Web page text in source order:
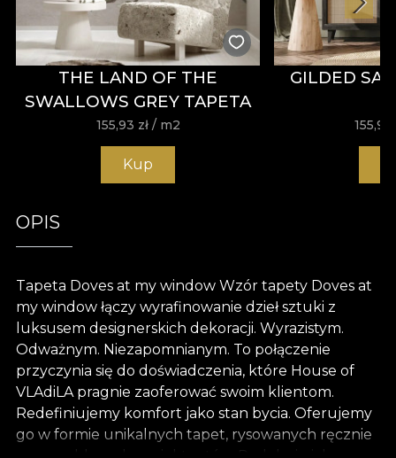
THE LAND OF THE
SWALLOWS GREY TAPETA
155,93 zł / m2
Kup
GILDED
155,93
OPIS
Tapeta Doves at my window Wzór tapety Doves at
my window łączy wyrafinowanie dzieł sztuki z
luksusem designerskich dekoracji. Wyrazistym.
Odważnym. Niezapomnianym. To połączenie
przyczynia się do doświadczenia, które House of
VLAdiLA pragnie zaoferować swoim klientom.
Redefiniujemy komfort jako stan bycia. Oferujemy
go w formie unikalnych tapet, rysowanych ręcznie